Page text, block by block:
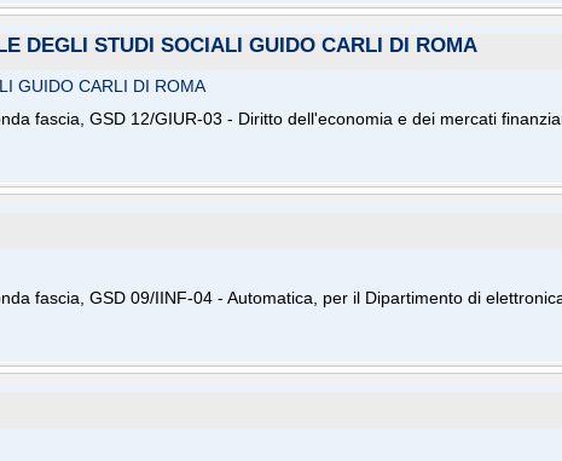
DEGLI STUDI SOCIALI GUIDO CARLI DI ROMA
GUIDO CARLI DI ROMA
fascia, GSD 12/GIUR-03 - Diritto dell'economia e dei mercati
fascia, GSD 09/IINF-04 - Automatica, per il Dipartimento di